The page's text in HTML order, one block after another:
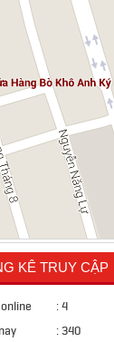
KÊ TRUY CẬP
:4
:340